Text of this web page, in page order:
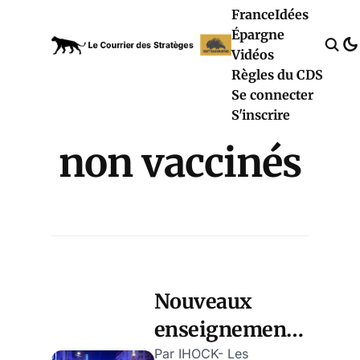
FranceIdées
Épargne
Vidéos
Règles du CDS
Se connecter
S'inscrire
non vaccinés
Nouveaux
enseignements
Par IHOCK- Les